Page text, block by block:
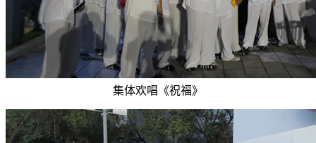
集体欢唱《祝福》